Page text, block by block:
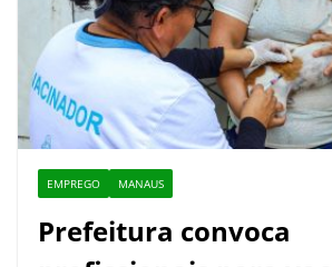
EMPREGO MANAUS
Prefeitura convoca